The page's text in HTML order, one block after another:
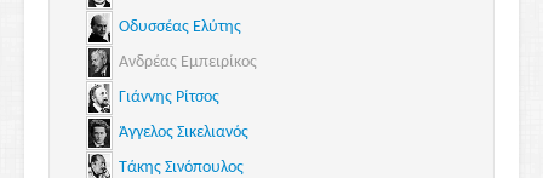
Οδυσσέας Ελύτης
Ανδρέας Εμπειρίκος
Γιάννης Ρίτσος
Άγγελος Σικελιανός
Τάκης Σινόπουλος